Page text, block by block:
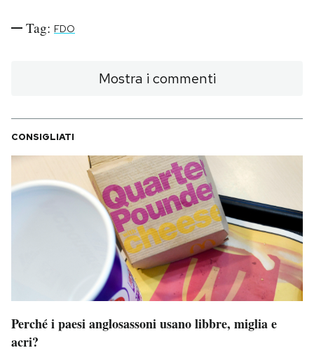
AREA PERSONALE
Area Personale
Newsletter
Notifiche mobile
Hai bisogno di aiuto?
Tag: FDO
Mostra i commenti
CONSIGLIATI
Perché i paesi anglosassoni usano libbre, miglia e
acri?